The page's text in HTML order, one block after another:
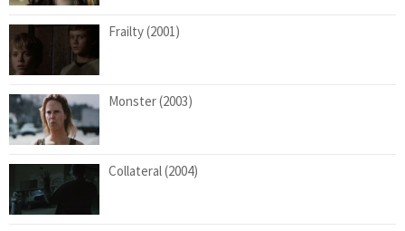
Frailty (2001)
Monster (2003)
Collateral (2004)